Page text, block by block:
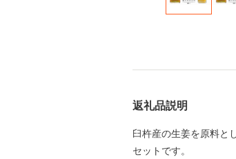
返礼品説明
臼杵産の生姜を原料と
セットです。